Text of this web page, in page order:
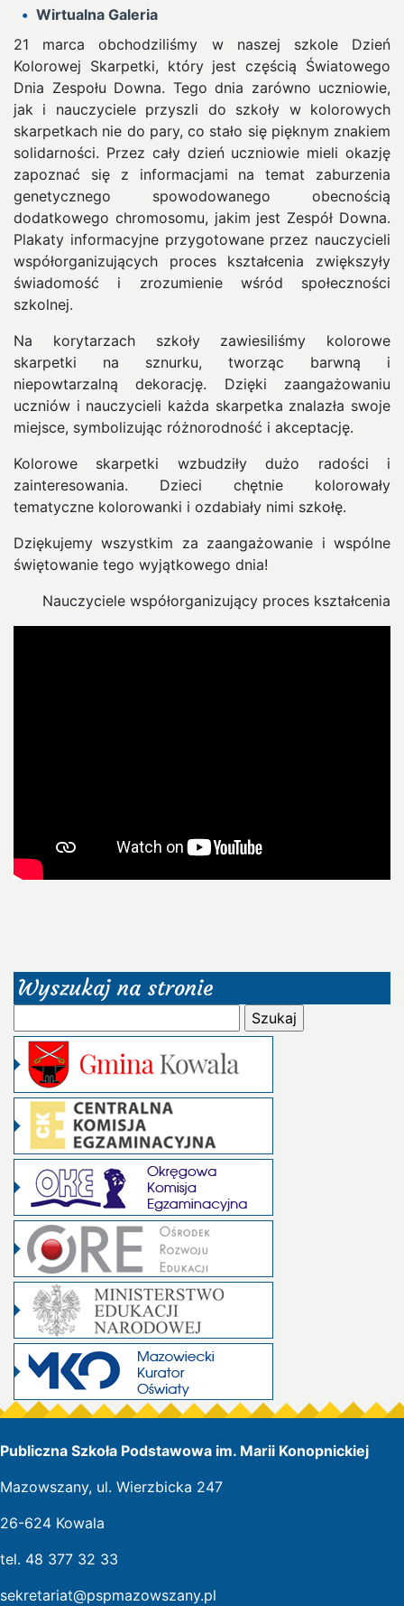
Wirtualna Galeria
21 marca obchodziliśmy w naszej szkole Dzień
Kolorowej Skarpetki, który jest częścią Światowego
Dnia Zespołu Downa. Tego dnia zarówno uczniowie,
jak i nauczyciele przyszli do szkoły w kolorowych
skarpetkach nie do pary, co stało się pięknym znakiem
solidarności. Przez cały dzień uczniowie mieli okazję
zapoznać się z informacjami na temat zaburzenia
genetycznego spowodowanego obecnością
dodatkowego chromosomu, jakim jest Zespół Downa.
Plakaty informacyjne przygotowane przez nauczycieli
współorganizujących proces kształcenia zwiększyły
świadomość i zrozumienie wśród społeczności
szkolnej.
Na korytarzach szkoły zawiesiliśmy kolorowe
skarpetki na sznurku, tworząc barwną i
niepowtarzalną dekorację. Dzięki zaangażowaniu
uczniów i nauczycieli każda skarpetka znalazła swoje
miejsce, symbolizując różnorodność i akceptację.
Kolorowe skarpetki wzbudziły dużo radości i
zainteresowania. Dzieci chętnie kolorowały
tematyczne kolorowanki i ozdabiały nimi szkołę.
Dziękujemy wszystkim za zaangażowanie i wspólne
świętowanie tego wyjątkowego dnia!
Nauczyciele współorganizujący proces kształcenia
Wyszukaj na stronie
Publiczna Szkoła Podstawowa im. Marii Konopnickiej
Mazowszany, ul. Wierzbicka 247
26-624 Kowala
tel. 48 377 32 33
sekretariat@pspmazowszany.pl